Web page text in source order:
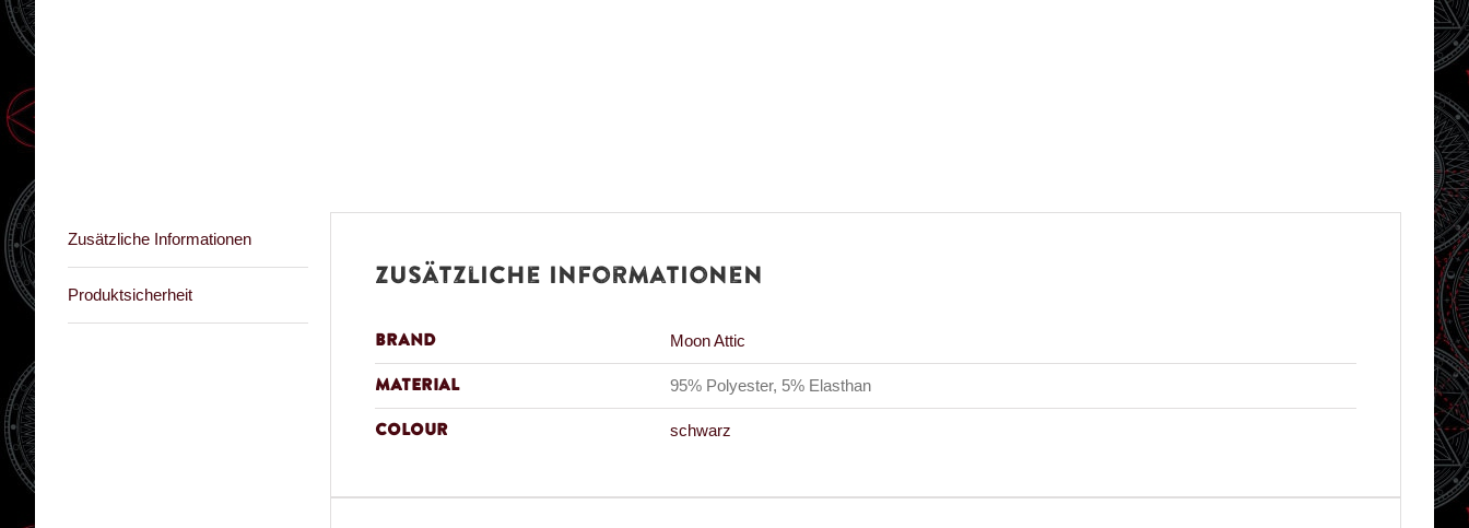
Zusätzliche Informationen
Produktsicherheit
Zusätzliche Informationen
Brand Moon Attic
Material 95% Polyester, 5% Elasthan
Colour schwarz